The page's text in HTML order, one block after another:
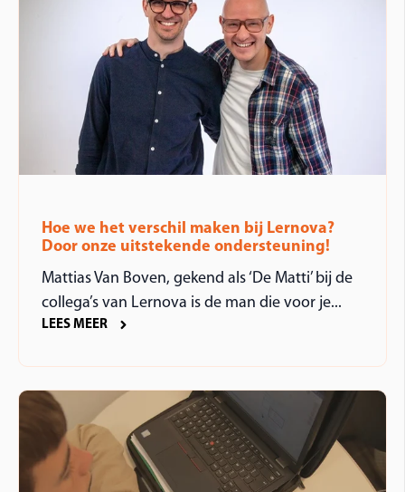
Hoe we het verschil maken bij Lernova?
Door onze uitstekende ondersteuning!
Mattias Van Boven, gekend als ‘De Matti’ bij de
collega’s van Lernova is de man die voor je...
LEES MEER